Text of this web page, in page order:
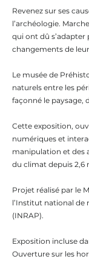
Revenez sur ses
l’archéologie.
qui ont dû s’adapter
changements de
Le musée de
naturels entre les
façonné le paysage,
Cette exposition,
numériques et
manipulation et des
du climat depuis 2,6
Projet réalisé par le
l’Institut national de
(INRAP).
Exposition incluse
Ouverture sur les